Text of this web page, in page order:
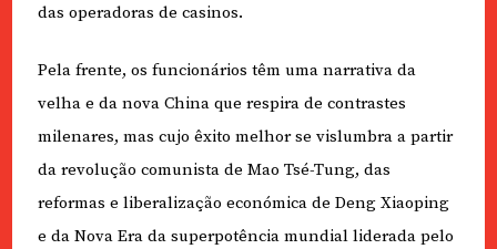
das operadoras de casinos.
Pela frente, os funcionários têm uma narrativa da
velha e da nova China que respira de contrastes
milenares, mas cujo êxito melhor se vislumbra a partir
da revolução comunista de Mao Tsé-Tung, das
reformas e liberalização económica de Deng Xiaoping
e da Nova Era da superpotência mundial liderada pelo